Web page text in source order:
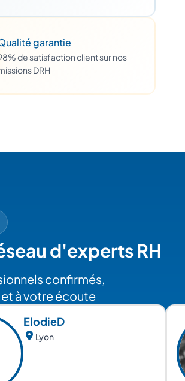
garantie
de satisfaction client sur nos
DRH
d'experts RH
confirmés,
à votre écoute
ElodieD
Lyon